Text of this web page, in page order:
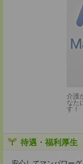
介護
なた
す！
待遇・福利厚生